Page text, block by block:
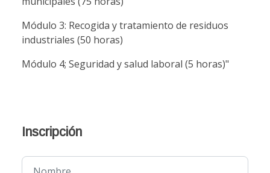
Módulo 3: Recogida y tratamiento de residuos
industriales (50 horas)
Módulo 4; Seguridad y salud laboral (5 horas)"
Inscripción